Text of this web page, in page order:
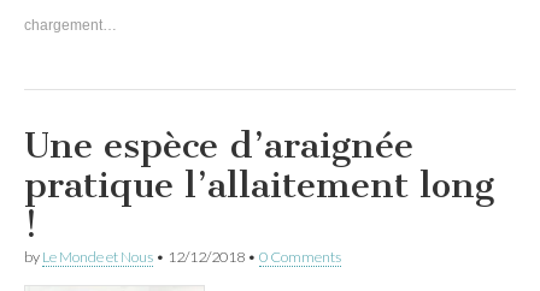
chargement…
Une espèce d’araignée
pratique l’allaitement long
!
by Le Monde et Nous • 12/12/2018 • 0 Comments